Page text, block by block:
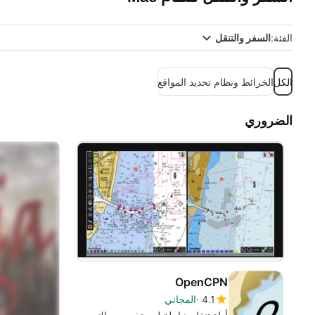
الفئة:السفر والتنقل
الكلالخرائط ونظام تحديد المواقع
الضروري
OpenCPN
4.1 المجاني